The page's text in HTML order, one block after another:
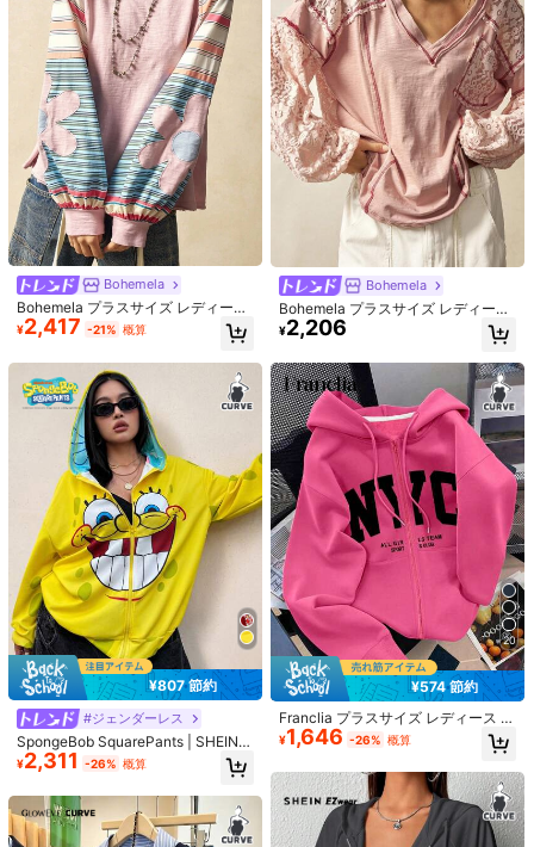
夏カジュアル ブラック
1.3k+ sold
770 -1% 概算
15
2025年春夏新作 オフィス制服 レデ
ィース ブルー 半袖ブラウス、ビジネ
ス プロフェッショナル アパレル
#1 ベストセラー
500+ sold (1000+)
1,341 -1% 概算
チームスポーツに適しています
6
MOREGETS BEAUTY
女性用レースキャミソール、取り外
し可能なパッド付き、かわいい&セク
シーな無地インナー、新学期、冬、
クリスマス、春節、カジュアルブラ
ックサマーに適しています、シック&
エレガント
売り切れ間近！
10k+ sold
(1000+)
712 -1% 概算
2/3/4個 調節可能なウエストバンド
エクステンダーボタン - 取り外し可
能、伸縮性フィット メンズ・レディ
ースパンツ用、ロングフック、ジー
ンズパンツボタンエクステンダーセ
80+ sold
¥314 -2% 概算
Bohemela
Bohemela プラスサイズ レディース
ストライプ クルーネック ラグラン
長袖 カジュアル スウェットシャツ
¥2,417 -21% 概算
¥807 節約
#ジェンダーレス
SpongeBob SquarePants | SHEIN
プラスサイズ カートゥーンパターン
ジップアップ フーデッド ロングスリ
ップアップ スウェットシャツ グラフ
ィック スウェットシャツ レディース
レディーススウェットシャツ かわい
¥2,311 -26% 概算
Bohemela
Bohemela プラスサイズ レディース
Vネック レース パッチワーク カジュ
アル デイリー 長袖 スウェットシャ
ツ 秋
¥2,206
20
¥574 節約
Franclia プラスサイズ レディース ア
ウター ジャケット、秋冬コート、ロ
ーズレッド、グラフィックデザイ
ジュアルスタイル、プラスサイズジ
ップアップジャケット
¥1,646 -26% 概算